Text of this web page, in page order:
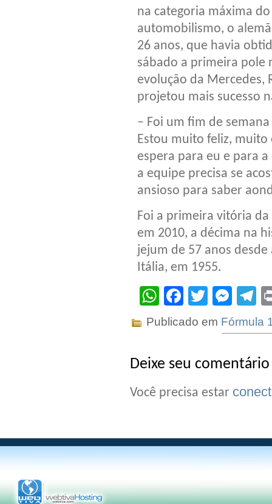
na categoria máxima do
automobilismo, o
26 anos, que havia
sábado a primeira pole
evolução da Mercedes,
projetou mais sucesso
– Foi um fim de
Estou muito feliz,
espera para eu e para
a equipe precisa se
ansioso para saber
Foi a primeira vitória
em 2010, a décima na
jejum de 57 anos
Itália, em 1955.
WhatsApp
Facebook
Twitter
Publicado em Fórmula
Deixe seu comentário
Você precisa estar